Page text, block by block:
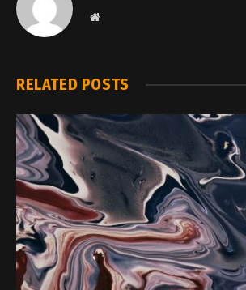
Website
RELATED POSTS